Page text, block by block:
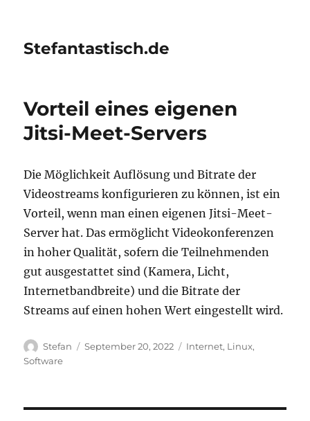
Stefantastisch.de
Vorteil eines eigenen
Jitsi-Meet-Servers
Die Möglichkeit Auflösung und Bitrate der
Videostreams konfigurieren zu können, ist ein
Vorteil, wenn man einen eigenen Jitsi-Meet-
Server hat. Das ermöglicht Videokonferenzen
in hoher Qualität, sofern die Teilnehmenden
gut ausgestattet sind (Kamera, Licht,
Internetbandbreite) und die Bitrate der
Streams auf einen hohen Wert eingestellt wird.
Autor
Stefan
Veröffentlicht
September 20, 2022 Kategorien
Internet, Linux,
Software